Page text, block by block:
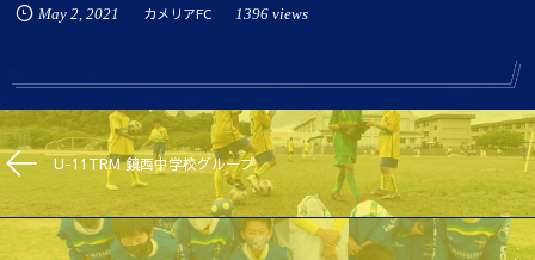
May 2, 2021 カメリアFC 1396 views
U-11TRM 鎮西中学校グループ